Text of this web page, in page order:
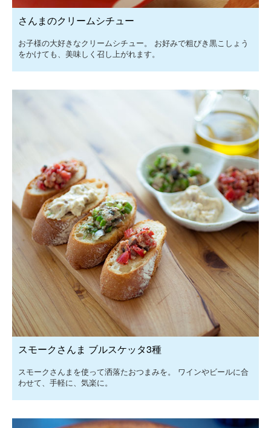
さんまのクリームシチュー
お子様の大好きなクリームシチュー。 お好みで粗びき黒こしょう
をかけても、美味しく召し上がれます。
スモークさんま ブルスケッタ3種
スモークさんまを使って洒落たおつまみを。 ワインやビールに合
わせて、手軽に、気楽に。